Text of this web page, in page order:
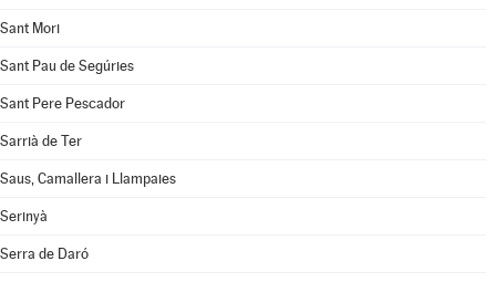
Sant Mori
Sant Pau de Segúries
Sant Pere Pescador
Sarrià de Ter
Saus, Camallera i Llampaies
Serinyà
Serra de Daró